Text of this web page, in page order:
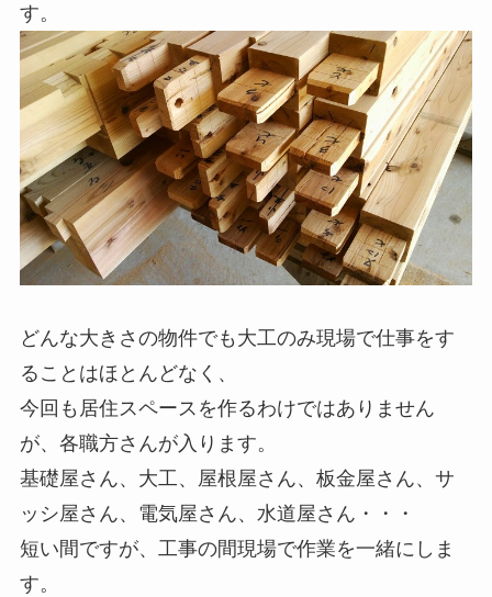
す。
どんな大きさの物件でも大工のみ現場で仕事をす
ることはほとんどなく、
今回も居住スペースを作るわけではありません
が、各職方さんが入ります。
基礎屋さん、大工、屋根屋さん、板金屋さん、サ
ッシ屋さん、電気屋さん、水道屋さん・・・
短い間ですが、工事の間現場で作業を一緒にしま
す。